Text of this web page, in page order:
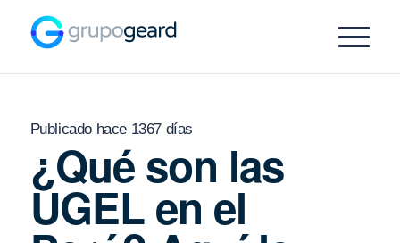
Publicado hace 1367 días
¿Qué son las
UGEL en el